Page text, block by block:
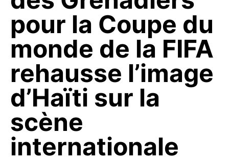
pour la Coupe du
monde de la FIFA
rehausse l’image
d’Haïti sur la
scène
internationale